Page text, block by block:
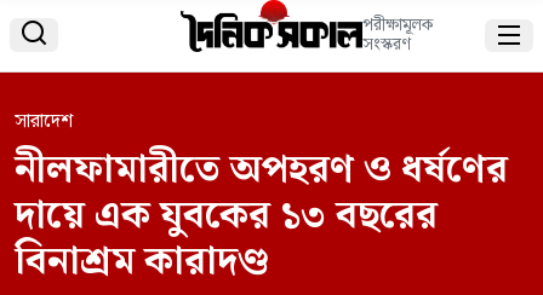
 পরীক্ষামূলক
সংস্করণ 
সারাদেশ
নীলফামারীতে অপহরণ ও ধর্ষণের
দায়ে এক যুবকের ১৩ বছরের
বিনাশ্রম কারাদণ্ড